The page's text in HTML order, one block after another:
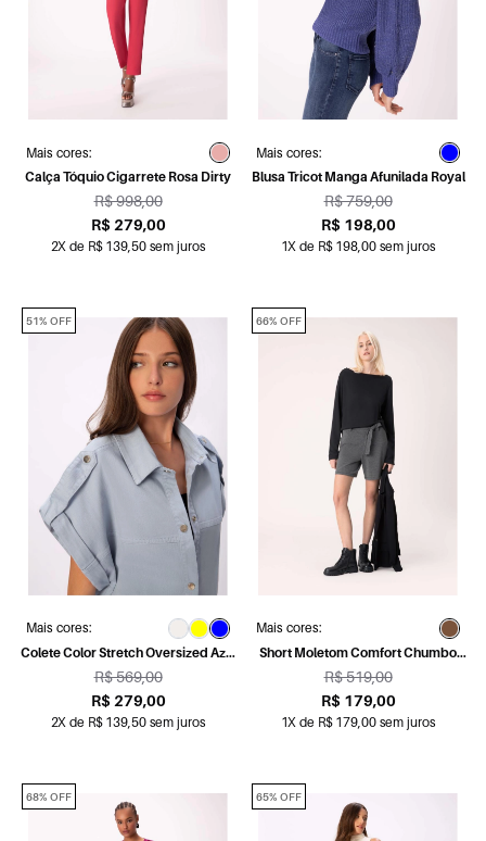
Mais cores:
Calça Tóquio Cigarrete Rosa Dirty
R$ 998,00
R$ 279,00
2X de R$ 139,50 sem juros
Mais cores:
Blusa Tricot Manga Afunilada Royal
R$ 759,00
R$ 198,00
1X de R$ 198,00 sem juros
Mais cores:
Colete Color Stretch Oversized Azul
Claro
R$ 569,00
R$ 279,00
2X de R$ 139,50 sem juros
51% OFF
Mais cores:
Short Moletom Comfort Chumbo
Mescla
R$ 519,00
R$ 179,00
1X de R$ 179,00 sem juros
66% OFF
68% OFF 65% OFF